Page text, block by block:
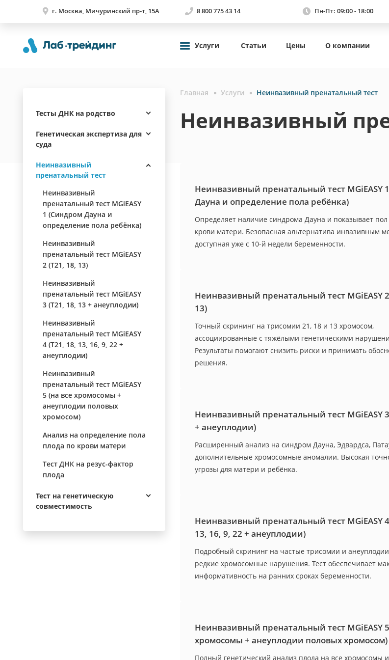
г. Москва, Мичуринский пр-т, 15А 8 800 775 43 14 Пн-Пт: 09:00 - 18:00
Услуги Статьи Цены О компании
Тесты ДНК на родство
Генетическая экспертиза для
суда
Неинвазивный
пренатальный тест
Неинвазивный
пренатальный тест MGiEASY
1 (Синдром Дауна и
определение пола ребёнка)
Неинвазивный
пренатальный тест MGiEASY
2 (Т21, 18, 13)
Неинвазивный
пренатальный тест MGiEASY
3 (Т21, 18, 13 + анеуплодии)
Неинвазивный
пренатальный тест MGiEASY
4 (Т21, 18, 13, 16, 9, 22 +
анеуплодии)
Неинвазивный
пренатальный тест MGiEASY
5 (на все хромосомы +
анеуплодии половых
хромосом)
Анализ на определение пола
плода по крови матери
Тест ДНК на резус-фактор
плода
Тест на генетическую
совместимость
Главная Услуги Неинвазивный пренатальный тест
Неинвазивный
Неинвазивный пренатальный тест MGiEASY
Дауна и определение пола ребёнка)
Определяет наличие синдрома Дауна и показывает
крови матери. Безопасная альтернатива инвазивным
доступная уже с 10-й недели беременности.
Неинвазивный пренатальный тест MGiEASY
13)
Точный скрининг на трисомии 21, 18 и 13 хромосом,
ассоциированные с тяжёлыми генетическими
Результаты помогают снизить риски и принимать
решения.
Неинвазивный пренатальный тест MGiEASY
+ анеуплодии)
Расширенный анализ на синдром Дауна, Эдвардса,
дополнительные хромосомные аномалии. Высокая
угрозы для матери и ребёнка.
Неинвазивный пренатальный тест MGiEASY
13, 16, 9, 22 + анеуплодии)
Подробный скрининг на частые трисомии и
редкие хромосомные нарушения. Тест обеспечивает
информативность на ранних сроках беременности.
Неинвазивный пренатальный тест MGiEASY
хромосомы + анеуплодии половых хромосом)
Полный генетический анализ плода на все хромосомы